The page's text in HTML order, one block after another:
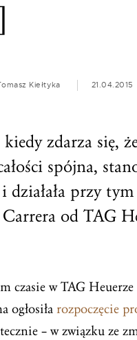
Tomasz Kiełtyka 21.04.2015
zdarza się,
spójna,
działała przy
od TAG
czasie w TAG
ogłosiła rozpoczęcie
– w związku ze